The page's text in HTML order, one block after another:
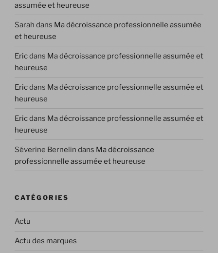
assumée et heureuse
Sarah dans Ma décroissance professionnelle assumée
et heureuse
Ericdans Ma décroissance professionnelle assumée et
heureuse
Ericdans Ma décroissance professionnelle assumée et
heureuse
Ericdans Ma décroissance professionnelle assumée et
heureuse
Séverine Bernelin dans Ma décroissance
professionnelle assumée et heureuse
CATÉGORIES
Actu
Actu des marques